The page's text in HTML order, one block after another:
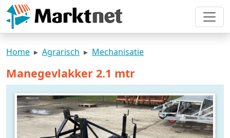
Home Agrarisch Mechanisatie
Manegevlakker 2.1 mtr